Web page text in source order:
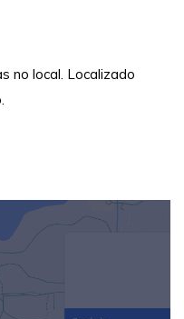
no local. Localizado